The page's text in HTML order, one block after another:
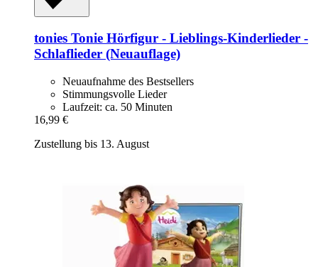
tonies Tonie Hörfigur -​ Lieblings-​Kinderlieder -​
Schlaflieder (Neuauflage)
Neuaufnahme des Bestsellers
Stimmungsvolle Lieder
Laufzeit: ca. 50 Minuten
16,99 €
Zustellung bis 13. August